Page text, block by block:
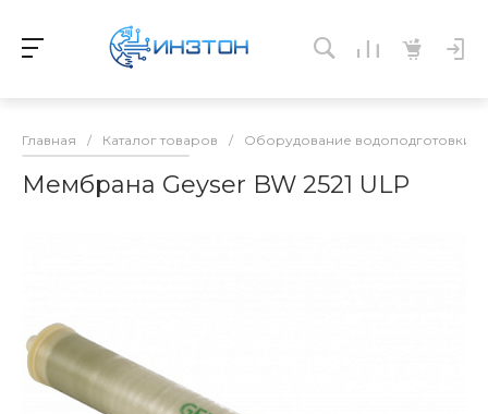
Главная / Каталог товаров / Оборудование водоподготовки и
Мембрана Geyser BW 2521 ULP